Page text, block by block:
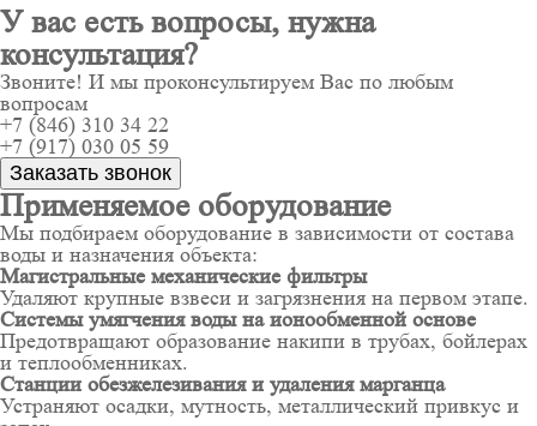
У вас есть вопросы, нужна
консультация?
Звоните! И мы проконсультируем Вас по любым
вопросам
+7 (846) 310 34 22
+7 (917) 030 05 59
Заказать звонок
Применяемое оборудование
Мы подбираем оборудование в зависимости от состава
воды и назначения объекта:
Магистральные механические фильтры
Удаляют крупные взвеси и загрязнения на первом этапе.
Системы умягчения воды на ионообменной основе
Предотвращают образование накипи в трубах, бойлерах
и теплообменниках.
Станции обезжелезивания и удаления марганца
Устраняют осадки, мутность, металлический привкус и